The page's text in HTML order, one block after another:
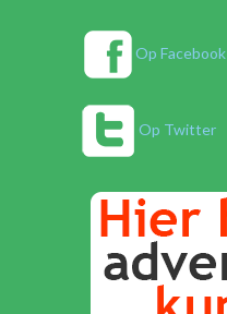
Op Facebook
Op Twitter